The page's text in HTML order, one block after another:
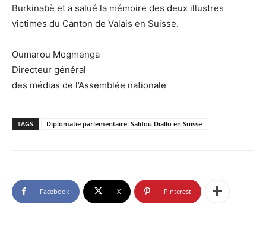
Burkinabè et a salué la mémoire des deux illustres
victimes du Canton de Valais en Suisse.
Oumarou Mogmenga
Directeur général
des médias de l’Assemblée nationale
TAGS Diplomatie parlementaire: Salifou Diallo en Suisse
Facebook X Pinterest